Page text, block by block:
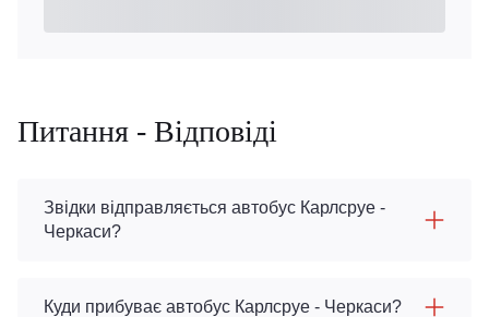
Питання - Відповіді
Звідки відправляється автобус Карлсруе -
Черкаси?
Куди прибуває автобус Карлсруе - Черкаси?